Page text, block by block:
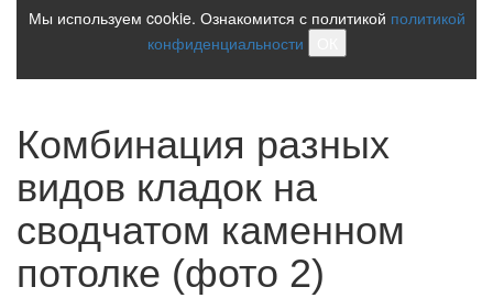
Мы используем cookie. Ознакомится с политикой политикой
конфиденциальности
Комбинация разных
видов кладок на
сводчатом каменном
потолке (фото 2)